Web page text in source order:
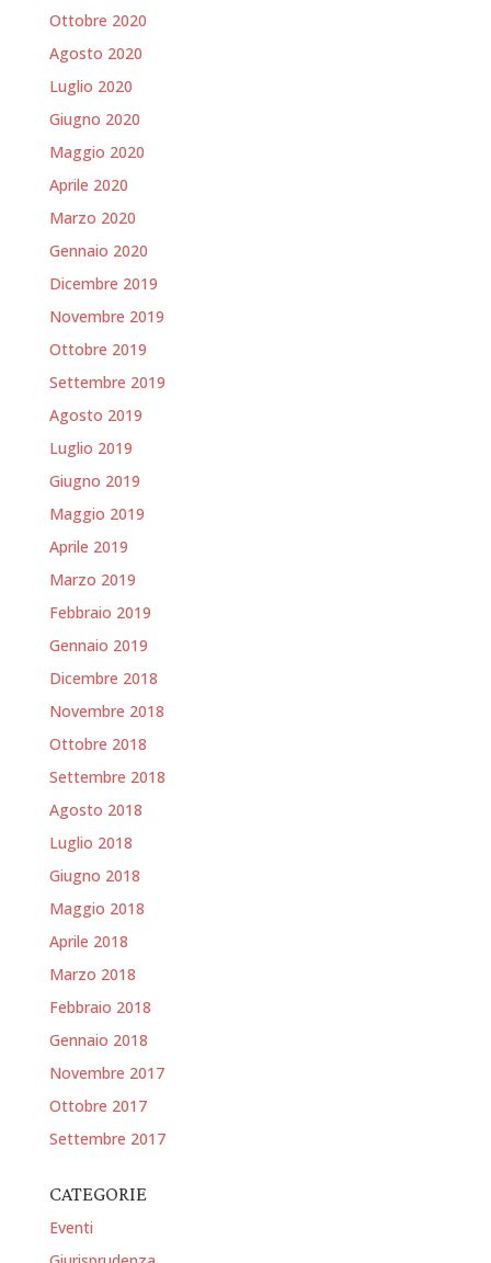
Ottobre 2020
Agosto 2020
Luglio 2020
Giugno 2020
Maggio 2020
Aprile 2020
Marzo 2020
Gennaio 2020
Dicembre 2019
Novembre 2019
Ottobre 2019
Settembre 2019
Agosto 2019
Luglio 2019
Giugno 2019
Maggio 2019
Aprile 2019
Marzo 2019
Febbraio 2019
Gennaio 2019
Dicembre 2018
Novembre 2018
Ottobre 2018
Settembre 2018
Agosto 2018
Luglio 2018
Giugno 2018
Maggio 2018
Aprile 2018
Marzo 2018
Febbraio 2018
Gennaio 2018
Novembre 2017
Ottobre 2017
Settembre 2017
CATEGORIE
Eventi